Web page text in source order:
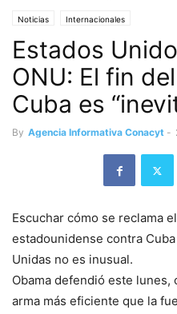
Noticias Internacionales
Estados
ONU: El fin
Cuba es
By Agencia Informativa Conacyt -
Escuchar cómo se reclama
estadounidense contra
Unidas no es inusual.
Obama defendió este lunes,
arma más eficiente que la